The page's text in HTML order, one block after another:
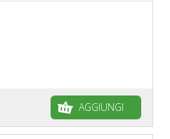
AGGIUNGI